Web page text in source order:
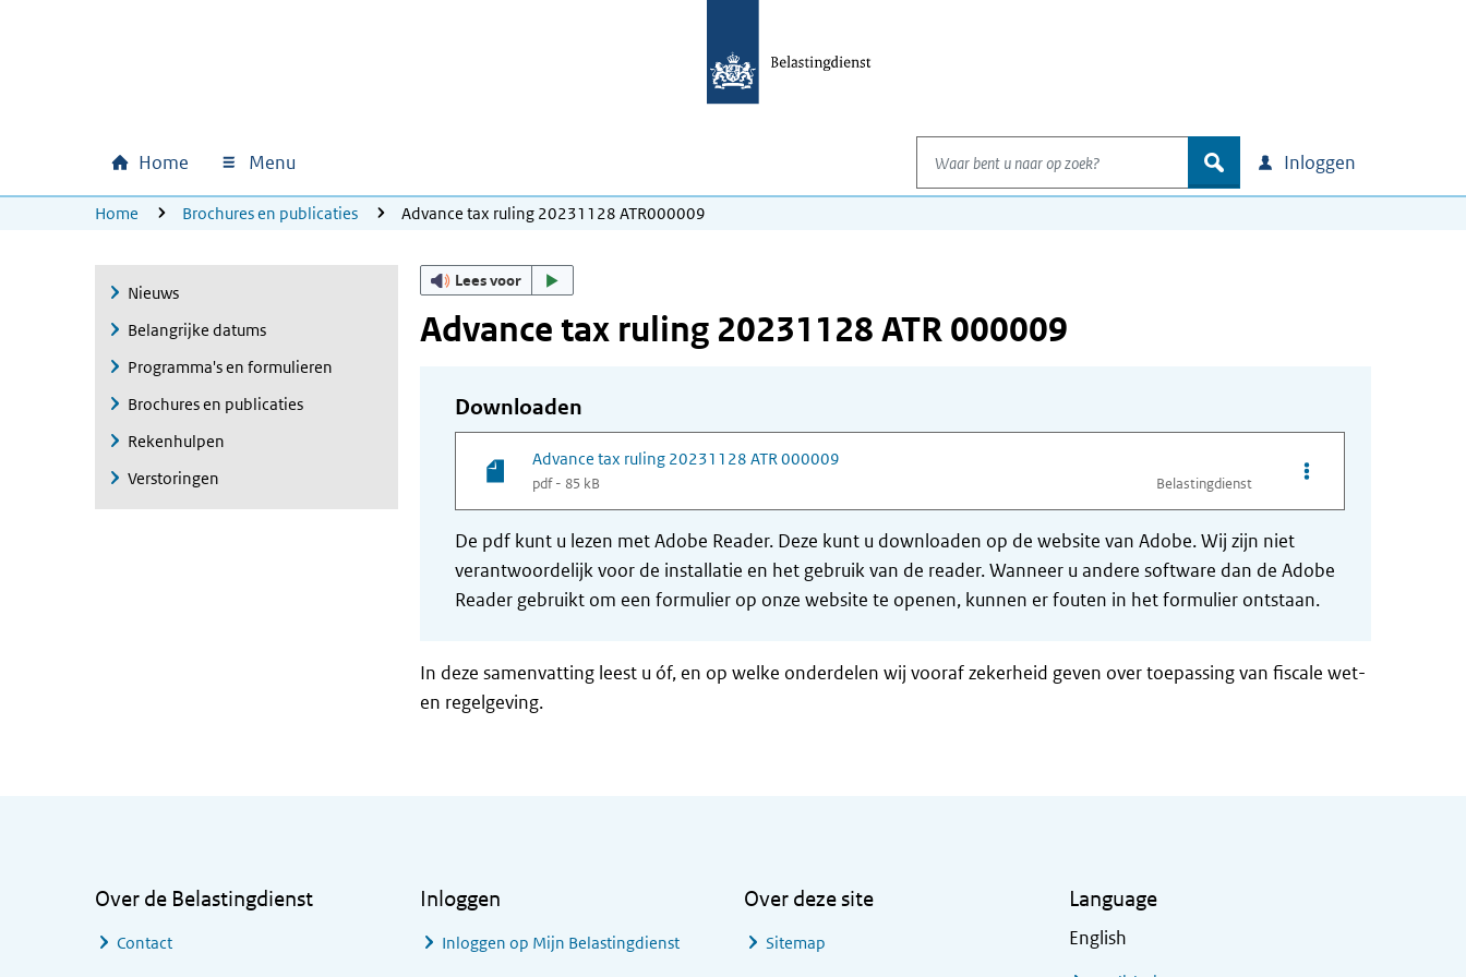
Hoofdnavigatie
Home Menu
Waar bent u naar op zoek?
zoek Inloggen
U bevindt zich hier:
Home Brochures en publicaties Advance tax ruling 20231128 ATR000009
Nieuws
Belangrijke datums
Programma's en formulieren
Brochures en publicaties
Rekenhulpen
Verstoringen
Lees voor
Advance tax ruling 20231128 ATR 000009
Downloaden
Advance tax ruling 20231128 ATR 000009
pdf - 85 kB Belastingdienst
Opties van bestand
De pdf kunt u lezen met Adobe Reader. Deze kunt u downloaden op de website van Adobe. Wij zijn niet
verantwoordelijk voor de installatie en het gebruik van de reader. Wanneer u andere software dan de Adobe
Reader gebruikt om een formulier op onze website te openen, kunnen er fouten in het formulier ontstaan.
In deze samenvatting leest u óf, en op welke onderdelen wij vooraf zekerheid geven over toepassing van fiscale wet-
en regelgeving.
Over de Belastingdienst
Contact
Inloggen
Inloggen op Mijn Belastingdienst
Over deze site
Sitemap
Language
English